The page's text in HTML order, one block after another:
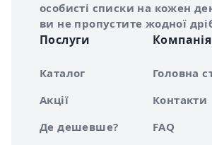
особисті списки на кожен
ви не пропустите жодної
Послуги
Каталог
Акції
Де дешевше?
Компанія
Головна
Контакти
FAQ